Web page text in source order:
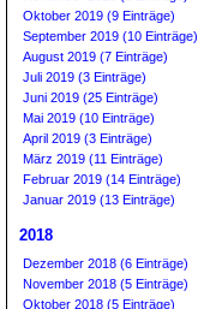
Oktober 2019 (9 Einträge)
September 2019 (10 Einträge)
August 2019 (7 Einträge)
Juli 2019 (3 Einträge)
Juni 2019 (25 Einträge)
Mai 2019 (10 Einträge)
April 2019 (3 Einträge)
März 2019 (11 Einträge)
Februar 2019 (14 Einträge)
Januar 2019 (13 Einträge)
2018
Dezember 2018 (6 Einträge)
November 2018 (5 Einträge)
Oktober 2018 (5 Einträge)